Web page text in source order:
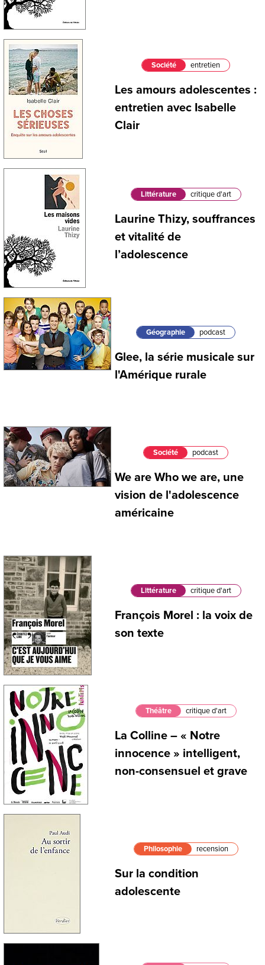
Société entretien
Les amours adolescentes :
entretien avec Isabelle
Clair
Littérature critique d'art
Laurine Thizy, souffrances
et vitalité de
l’adolescence
Géographie podcast
Glee, la série musicale sur
l'Amérique rurale
Société podcast
We are Who we are, une
vision de l'adolescence
américaine
Littérature critique d'art
François Morel : la voix de
son texte
Théâtre critique d'art
La Colline – « Notre
innocence » intelligent,
non-consensuel et grave
Philosophie recension
Sur la condition
adolescente